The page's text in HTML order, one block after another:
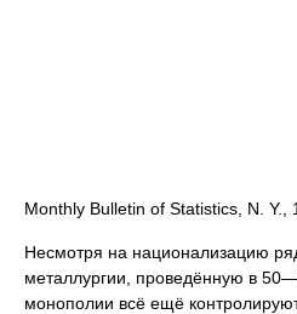
Monthly Bulletin of Statistics, N. Y.,
Несмотря на национализацию
металлургии, проведённую в
монополии всё ещё